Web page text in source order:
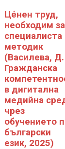
Цéнен труд,
необходим за
специалиста
методик
(Василева, Д.
Гражданска
в дигитална
медийна
чрез
обучението
български
език, 2025)